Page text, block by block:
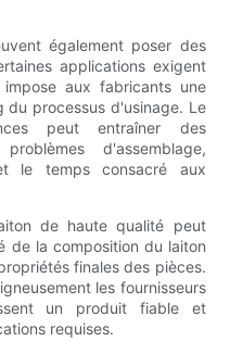
également poser des
applications exigent
aux fabricants une
du processus d'usinage. Le
peut entraîner des
d'assemblage,
le temps consacré aux
de haute qualité peut
de la composition du laiton
finales des pièces.
les fournisseurs
un produit fiable et
requises.